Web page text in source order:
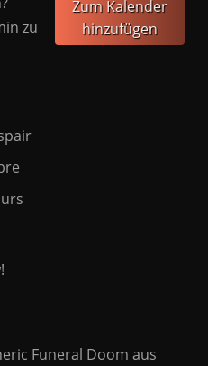
zu
Zum Kalender
hinzufügen
Funeral Doom aus